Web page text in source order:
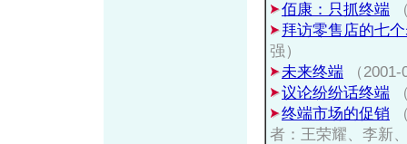
佰康：只抓终端
拜访零售店的七
强）
未来终端
（
议论纷纷话终端
终端市场的促销
者：王荣耀、李新